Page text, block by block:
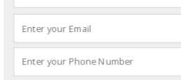
PicoScope 4444는 다음과 같은Pico
해 공급됩니다.
PicoScope 4444 표준 키트
차동1:1프로브3개, TA271 D9-